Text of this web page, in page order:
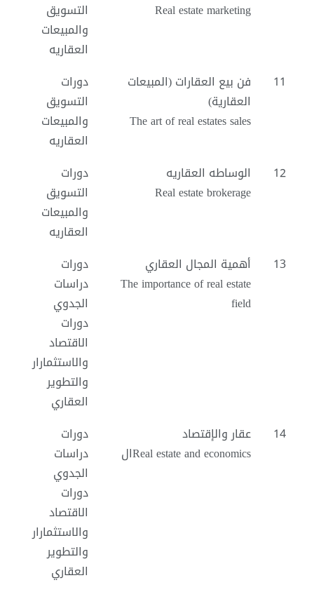
Real estate marketing
التسويق
والمبيعات
العقاريه
11
فن بيع العقارات (المبيعات
العقارية)
The art of real estates sales
دورات
التسويق
والمبيعات
العقاريه
12
الوساطه العقاريه
Real estate brokerage
دورات
التسويق
والمبيعات
العقاريه
13
أهمية المجال العقاري
The importance of real estate
field
دورات
دراسات
الجدوي
دورات
الاقتصاد
والاستثمارار
والتطوير
العقاري
14
عقار والإقتصاد
Real estate and economicsال
دورات
دراسات
الجدوي
دورات
الاقتصاد
والاستثمارار
والتطوير
العقاري